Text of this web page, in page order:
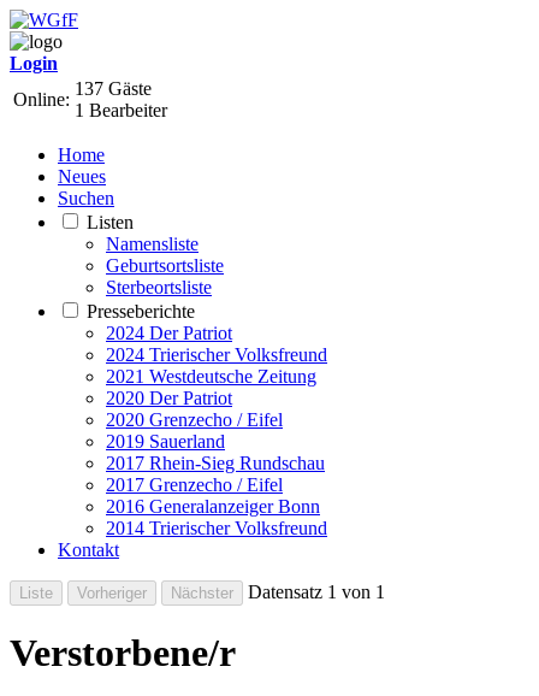
Login
Online:
137 Gäste
1 Bearbeiter
Home
Neues
Suchen
Listen
Namensliste
Geburtsortsliste
Sterbeortsliste
Presseberichte
2024 Der Patriot
2024 Trierischer Volksfreund
2021 Westdeutsche Zeitung
2020 Der Patriot
2020 Grenzecho / Eifel
2019 Sauerland
2017 Rhein-Sieg Rundschau
2017 Grenzecho / Eifel
2016 Generalanzeiger Bonn
2014 Trierischer Volksfreund
Kontakt
Datensatz 1 von 1
Verstorbene/r